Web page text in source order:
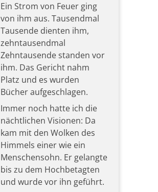
Ein Strom von Feuer ging
von ihm aus. Tausendmal
Tausende dienten ihm,
zehntausendmal
Zehntausende standen vor
ihm. Das Gericht nahm
Platz und es wurden
Bücher aufgeschlagen.
Immer noch hatte ich die
nächtlichen Visionen: Da
kam mit den Wolken des
Himmels einer wie ein
Menschensohn. Er gelangte
bis zu dem Hochbetagten
und wurde vor ihn geführt.